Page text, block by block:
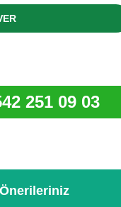
251 09 03
Önerileriniz